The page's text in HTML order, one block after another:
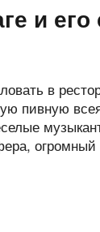
и
в
пивную